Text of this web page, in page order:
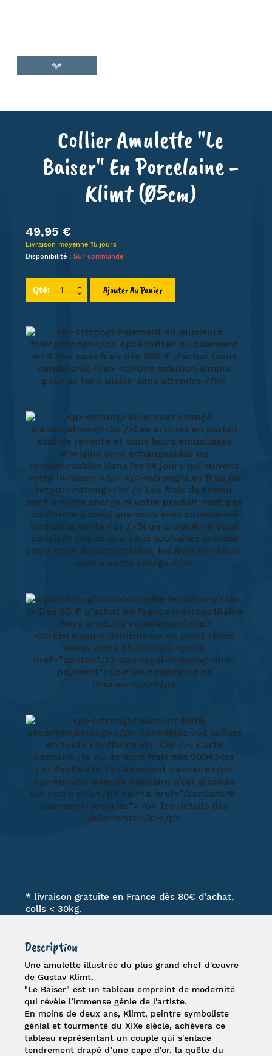
Collier Amulette "Le
Baiser" En Porcelaine -
Klimt (Ø5cm)
49,95 €
Livraison moyenne 15 jours
Disponibilité : Sur commande
Qté: Ajouter Au Panier
* livraison gratuite en France dès 80€ d’achat,
colis < 30kg.
Description
Uneamulette illustrée du plus grand chef d'œuvre
deGustav Klimt.
"Le Baiser" est un tableau empreint de modernité
qui révèle l’immense génie de l'artiste.
En moins de deux ans, Klimt, peintre symboliste
génial et tourmenté du XIXe siècle, achèvera ce
tableau représentant un couple qui s'enlace
tendrement drapé d’une cape d'or, la quête du